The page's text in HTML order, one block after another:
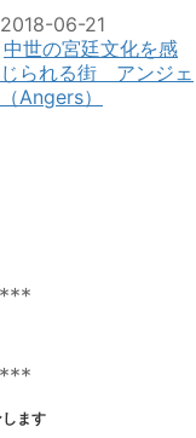
2018-06-21
中世の宮廷文化を感
じられる街 アンジェ
（Angers）
ます